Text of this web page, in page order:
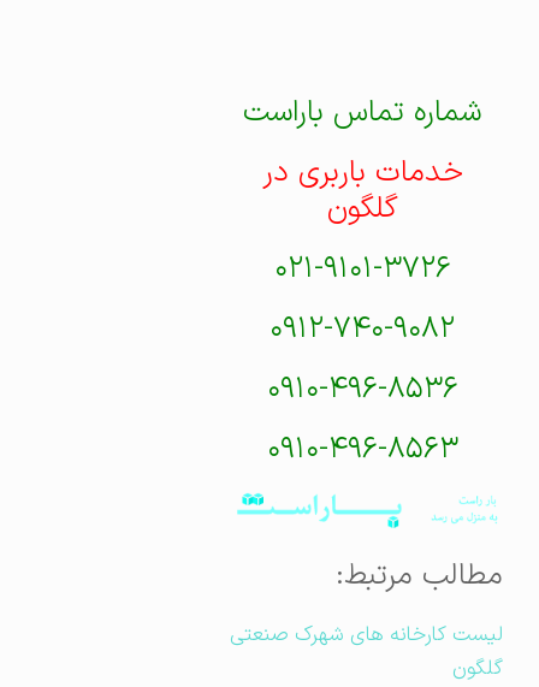
شماره تماس باراست
خدمات باربری در
گلگون
۰۲۱-۹۱۰۱-۳۷۲۶
۰۹۱۲-۷۴۰-۹۰۸۲
۰۹۱۰-۴۹۶-۸۵۳۶
۰۹۱۰-۴۹۶-۸۵۶۳
مطالب مرتبط:
لیست کارخانه های شهرک صنعتی
گلگون